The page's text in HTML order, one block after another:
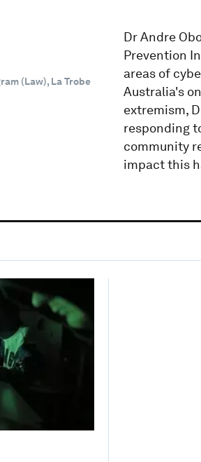
(Law), La Trobe
Dr Andre
Prevention
areas of
Australia's
extremism,
responding
community
impact this